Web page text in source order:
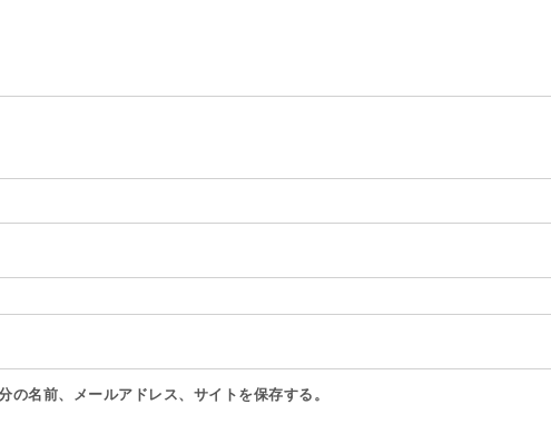
名前、メールアドレス、サイトを保存する。